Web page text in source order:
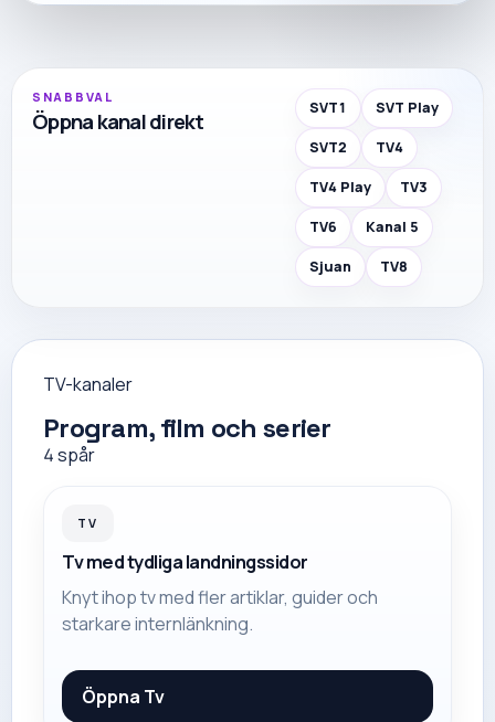
SNABBVAL
Öppna kanal direkt SVT1 SVT Play
SVT2 TV4
TV4 Play TV3
TV6 Kanal 5
Sjuan TV8
TV-kanaler
Program, film och serier
4spår
TV
Tv med tydliga landningssidor
Knyt ihop tv med fler artiklar, guider och
starkare internlänkning.
Öppna Tv